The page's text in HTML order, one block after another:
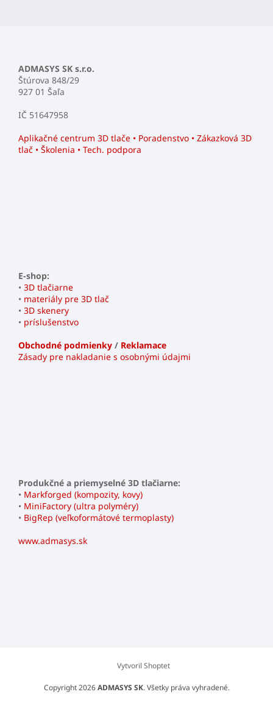
ADMASYS SK s.r.o.
Štúrova 848/29
927 01 Šaľa
IČ 51647958
Aplikačné centrum 3D tlače • Poradenstvo • Zákazková 3D
tlač • Školenia • Tech. podpora
E-shop:
• 3D tlačiarne
• materiály pre 3D tlač
• 3D skenery
• príslušenstvo
Obchodné podmienky / Reklamace
Zásady pre nakladanie s osobnými údajmi
Produkčné a priemyselné 3D tlačiarne:
• Markforged (kompozity, kovy)
• MiniFactory (ultra polyméry)
• BigRep (veľkoformátové termoplasty)
www.admasys.sk
Vytvoril Shoptet
Copyright 2026ADMASYS SK. Všetky práva vyhradené.